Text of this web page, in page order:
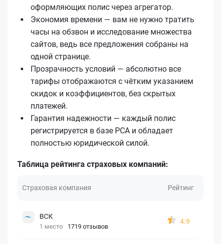
оформляющих полис через агрегатор.
Экономия времени — вам не нужно тратить
часы на обзвон и исследование множества
сайтов, ведь все предложения собраны на
одной странице.
Прозрачность условий — абсолютно все
тарифы отображаются с чётким указанием
скидок и коэффициентов, без скрытых
платежей.
Гарантия надежности — каждый полис
регистрируется в базе РСА и обладает
полностью юридической силой.
Таблица рейтинга страховых компаний:
Страховая компания Рейтинг
ВСК
1 место 1719 отзывов
4.9